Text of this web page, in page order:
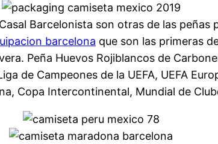
Barcelonista son otras de las peñas
barcelona que son las primeras
Peña Huevos Rojiblancos de
de Campeones de la UEFA, UEFA
Copa Intercontinental, Mundial de